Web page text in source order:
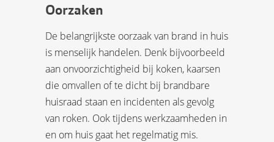
Oorzaken
De belangrijkste oorzaak van brand in huis
is menselijk handelen. Denk bijvoorbeeld
aan onvoorzichtigheid bij koken, kaarsen
die omvallen of te dicht bij brandbare
huisraad staan en incidenten als gevolg
van roken. Ook tijdens werkzaamheden in
en om huis gaat het regelmatig mis.